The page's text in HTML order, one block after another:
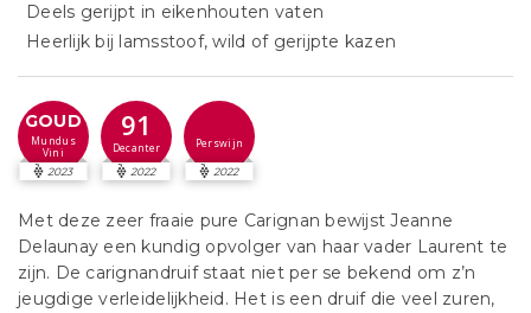
Deels gerijpt in eikenhouten vaten
Heerlijk bij lamsstoof, wild of gerijpte kazen
GOUD
Mundus
Vini
2023
91
Decanter
2022
Perswijn
2022
Met deze zeer fraaie pure Carignan bewijst Jeanne
Delaunay een kundig opvolger van haar vader Laurent te
zijn. De carignandruif staat niet per se bekend om z’n
jeugdige verleidelijkheid. Het is een druif die veel zuren,